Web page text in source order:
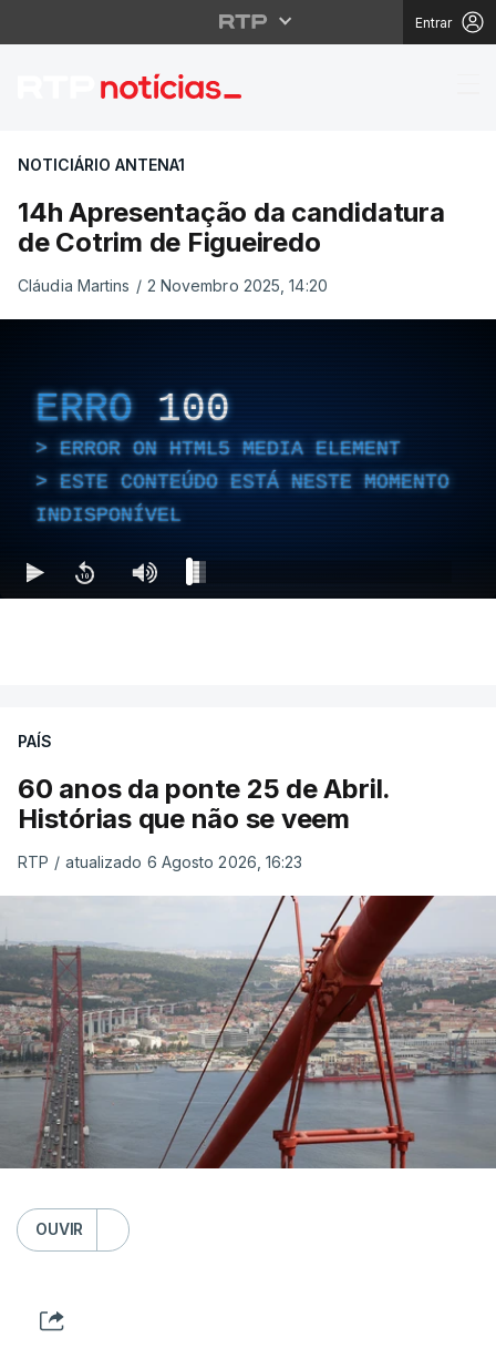
Entrar
14h Apresentação da
NOTICIÁRIO ANTENA1
14h Apresentação da candidatura
de Cotrim de Figueiredo
Cláudia Martins / 2 Novembro 2025, 14:20
ERRO 100
ERROR ON HTML5 MEDIA ELEMENT
ESTE CONTEÚDO ESTÁ NESTE MOMENTO
INDISPONÍVEL
PAÍS
60 anos da ponte 25 de Abril.
Histórias que não se veem
RTP / atualizado 6 Agosto 2026, 16:23
OUVIR